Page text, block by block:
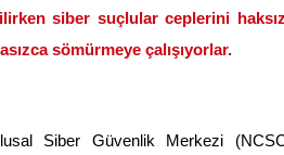
siber suçlular ceplerini
sömürmeye çalışıyorlar.
Siber Güvenlik Merkezi